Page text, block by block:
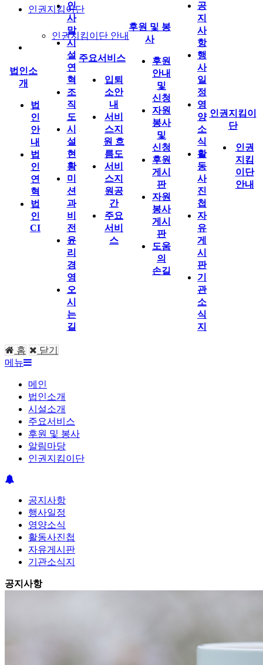
인권지킴이단
인권지킴이단 안내
법인소
개
법
인
안
내
법
인
연
혁
법
인
CI
인
사
말
시
설
연
혁
조
직
도
시
설
현
황
미
션
과
비
전
윤
리
경
영
오
시
는
길
주요서비스
입퇴
소안
내
서비
스지
원 흐
름도
서비
스지
원공
간
주요
서비
스
후원 및 봉
사
후원
안내
및
신청
자원
봉사
및
신청
후원
게시
판
자원
봉사
게시
판
도움
의
손길
공
지
사
항
행
사
일
정
영
양
소
식
활
동
사
진
첩
자
유
게
시
판
기
관
소
식
지
인권지킴이
단
인권
지킴
이단
안내
홈
닫기
메뉴
메인
법인소개
시설소개
주요서비스
후원 및 봉사
알림마당
인권지킴이단
공지사항
행사일정
영양소식
활동사진첩
자유게시판
기관소식지
공지사항